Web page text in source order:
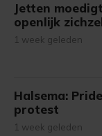
Jetten
openlijk
1 week geleden
Halsema:
protest
1 week geleden